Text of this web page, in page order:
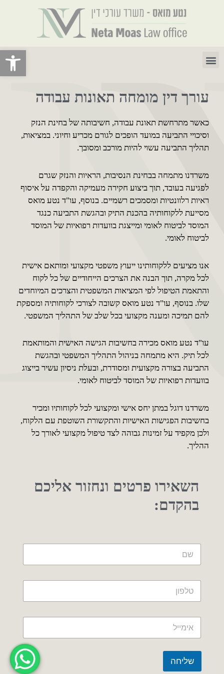
פתח תפריט
עורך דין מומחה תאונות עבודה
כאשר מתרחשת תאונת עבודה, חשיבותה של בחינת הנזק
וסיכויי התביעה במועד הופכים לגורם מכריע וחיוני. במציאות,
תהליך התביעה עשוי להיות מורכב ומסובך.
משרדנו מתמחה בבחינת הנסיבות, הראיות והנזק שגרם
לפגיעה בעובד, תוך ביצוע חקירה מעמיקה והקפדה על איסוף
ראיות רלוונטיות ומסמכים רשמיים. בנוסף, עו"ד נטע מואס
מסייעת ללקוחותיה בהכנת התיק ובהגשת התביעה כנגד
המוסד לביטוח לאומי ומייצגת בוועדות רפואיות של המוסד
לביטוח לאומי.
אנו מציעים ללקוחותינו ייעוץ משפטי מקצועי ומותאם אישית
לכל מקרה, תוך הבנה את הצרכים הייחודיים של כל לקוח
והתאמת הטיפול לפי המציאות המשפטית והצרכים המיוחדים
שלו. בנוסף, עו"ד נטע מואס קשובה לצורכי לקוחותיה ומספקת
להם תמיכה ומענה מקצועי בכל שלב של התהליך המשפטי.
עו"ד נטע מואס מכירה בחשיבות הגישה האישית והמותאמת
לכל תיק. היא מתמחה בניהול התהליך המשפטי ובהגשת
התביעה בצורה מקצועית ומסודרת, ובעלת ניסיון עשיר בייצוג
בוועדות רפואיות של המוסד לביטוח לאומי.
משרדנו דוגל במתן יחס אישי ומקצועי לכל לקוחותיו ומכיר
בחשיבות הפגישות האישיות והתקשורת השוטפת עם הלקוח,
ולכן מקפיד על זמינות גבוהה לצד טיפול מקצועי לאורך כל
ההליך.
השאירו פרטים ונחזור אליכם
בהקדם:
שליחה